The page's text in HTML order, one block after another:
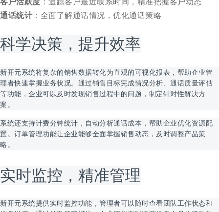
通话统计 ：全面了解通话情况，优化通话策略
科学决策，提升效率
新开元系统将复杂的销售数据转化为直观的可视化报表，帮助企业管
理者快速掌握业务状况。通过销售目标完成情况分析、通话质量评估
等功能，企业可以及时发现销售过程中的问题，制定针对性解决方
案。
系统还支持计费分钟统计，自动分析通话成本，帮助企业优化资源配
置。订单管理功能让企业能够全面掌握销售动态，及时调整产品策
略。
实时监控，精准管理
新开元系统提供实时监控功能，管理者可以随时查看团队工作状态和